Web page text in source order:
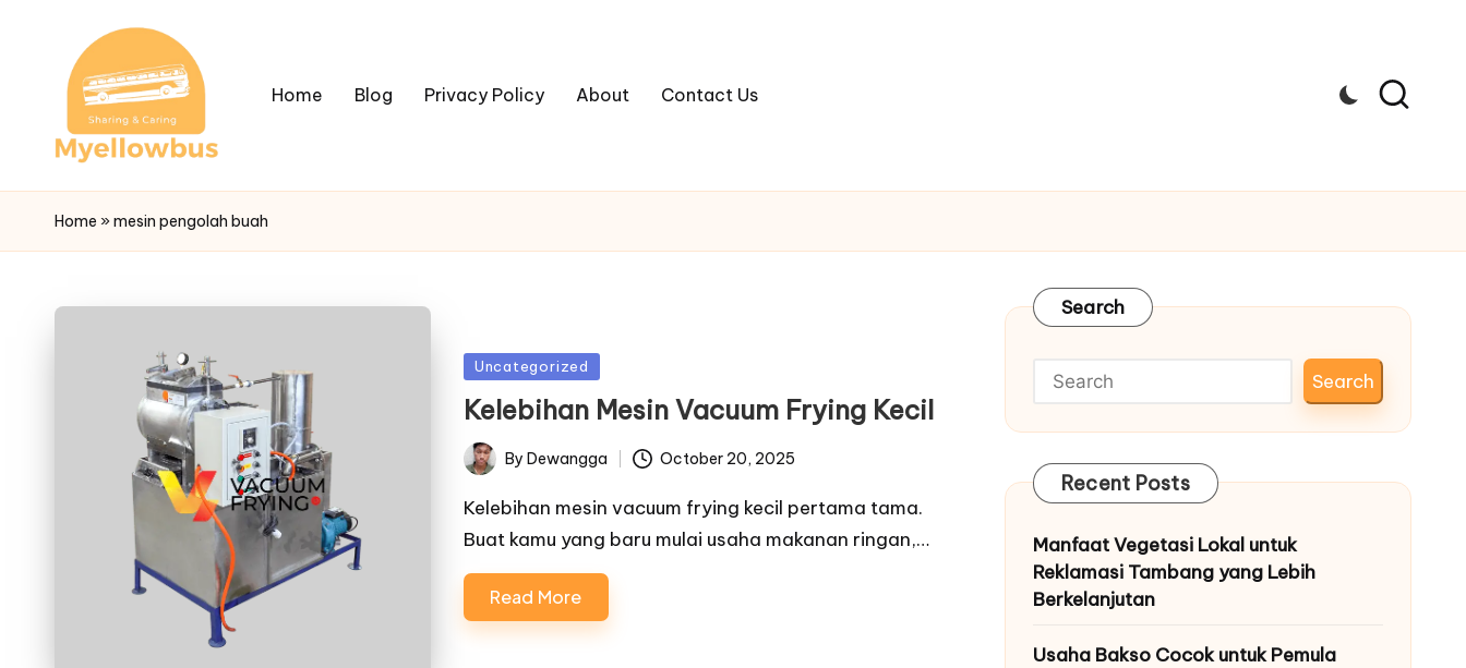
Home Blog Privacy Policy About Contact Us
Home »mesin pengolah buah
Posted
in
Uncategorized
Kelebihan Mesin Vacuum Frying Kecil
PostedBy Dewangga October 20, 2025
Kelebihan mesin vacuum frying kecil pertama tama.
Buat kamu yang baru mulai usaha makanan ringan,…
Read More
Search
Search
Recent Posts
Manfaat Vegetasi Lokal untuk
Reklamasi Tambang yang Lebih
Berkelanjutan
Usaha Bakso Cocok untuk Pemula